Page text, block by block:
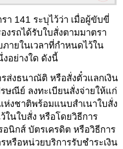
า 141 ระบุไว้ว่า เมื่อผู้ขับขี่
งรถได้รับใบสั่งตามมาตรา
ายในเวลาที่กำหนดไว้ใน
อย่างใด ดังนี้
ส่งธนาณัติ หรือสั่งตั๋วแลกเงิน
ษณีย์ ลงทะเบียนสั่งจ่ายให้แก่
งชาติพร้อมแนบสำเนาใบสั่ง
ในใบสั่ง หรือโดยวิธีการ
อนิกส์ บัตรเครดิต หรือวิธีการ
หรือหน่วยบริการรับชำระเงิน